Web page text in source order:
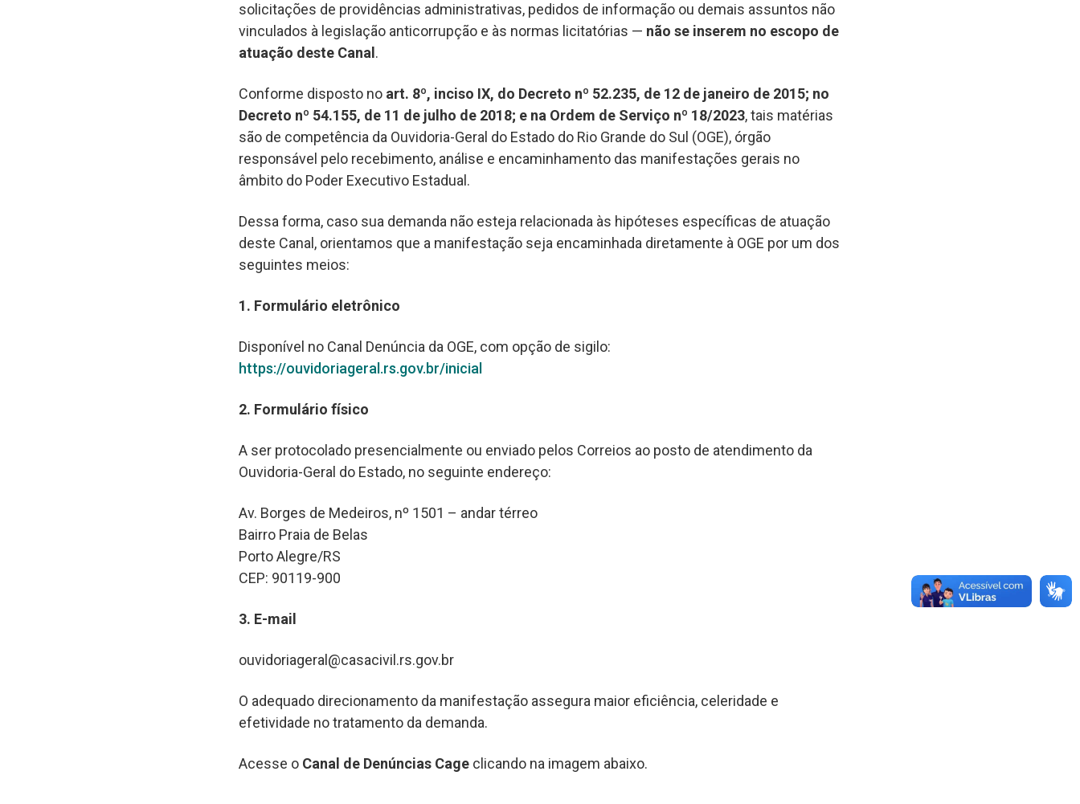
solicitações de providências administrativas, pedidos de informação ou demais assuntos não
vinculados à legislação anticorrupção e às normas licitatórias — não se inserem no escopo de
atuação deste Canal .
Conforme disposto no art. 8º, inciso IX, do Decreto nº 52.235, de 12 de janeiro de 2015; no
Decreto nº 54.155, de 11 de julho de 2018; e na Ordem de Serviço nº 18/2023, tais matérias
são de competência da Ouvidoria-Geral do Estado do Rio Grande do Sul (OGE), órgão
responsável pelo recebimento, análise e encaminhamento das manifestações gerais no
âmbito do Poder Executivo Estadual.
Dessa forma, caso sua demanda não esteja relacionada às hipóteses específicas de atuação
deste Canal, orientamos que a manifestação seja encaminhada diretamente à OGE por um dos
seguintes meios:
1. Formulário eletrônico
Disponível no Canal Denúncia da OGE, com opção de sigilo:
https://ouvidoriageral.rs.gov.br/inicial
2. Formulário físico
A ser protocolado presencialmente ou enviado pelos Correios ao posto de atendimento da
Ouvidoria-Geral do Estado, no seguinte endereço:
Av. Borges de Medeiros, nº 1501 – andar térreo
Bairro Praia de Belas
Porto Alegre/RS
CEP: 90119-900
3. E-mail
ouvidoriageral@casacivil.rs.gov.br
O adequado direcionamento da manifestação assegura maior eficiência, celeridade e
efetividade no tratamento da demanda.
Acesse o Canal de Denúncias Cage clicando na imagem abaixo.